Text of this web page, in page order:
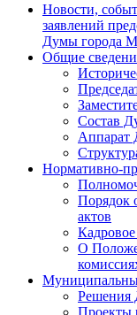
Новости,
заявлений
Думы города
Общие
Состав
Аппарат
Нормативно-
Порядок
актов
О
Решения
Проекты